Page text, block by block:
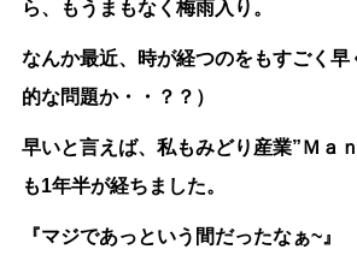
ら、もうまもなく梅雨入り。
なんか最近、時が経つのをもすごく
的な問題か・・？？）
早いと言えば、私もみどり産業”Ｍａ
も1年半が経ちました。
『マジであっという間だったなぁ~』